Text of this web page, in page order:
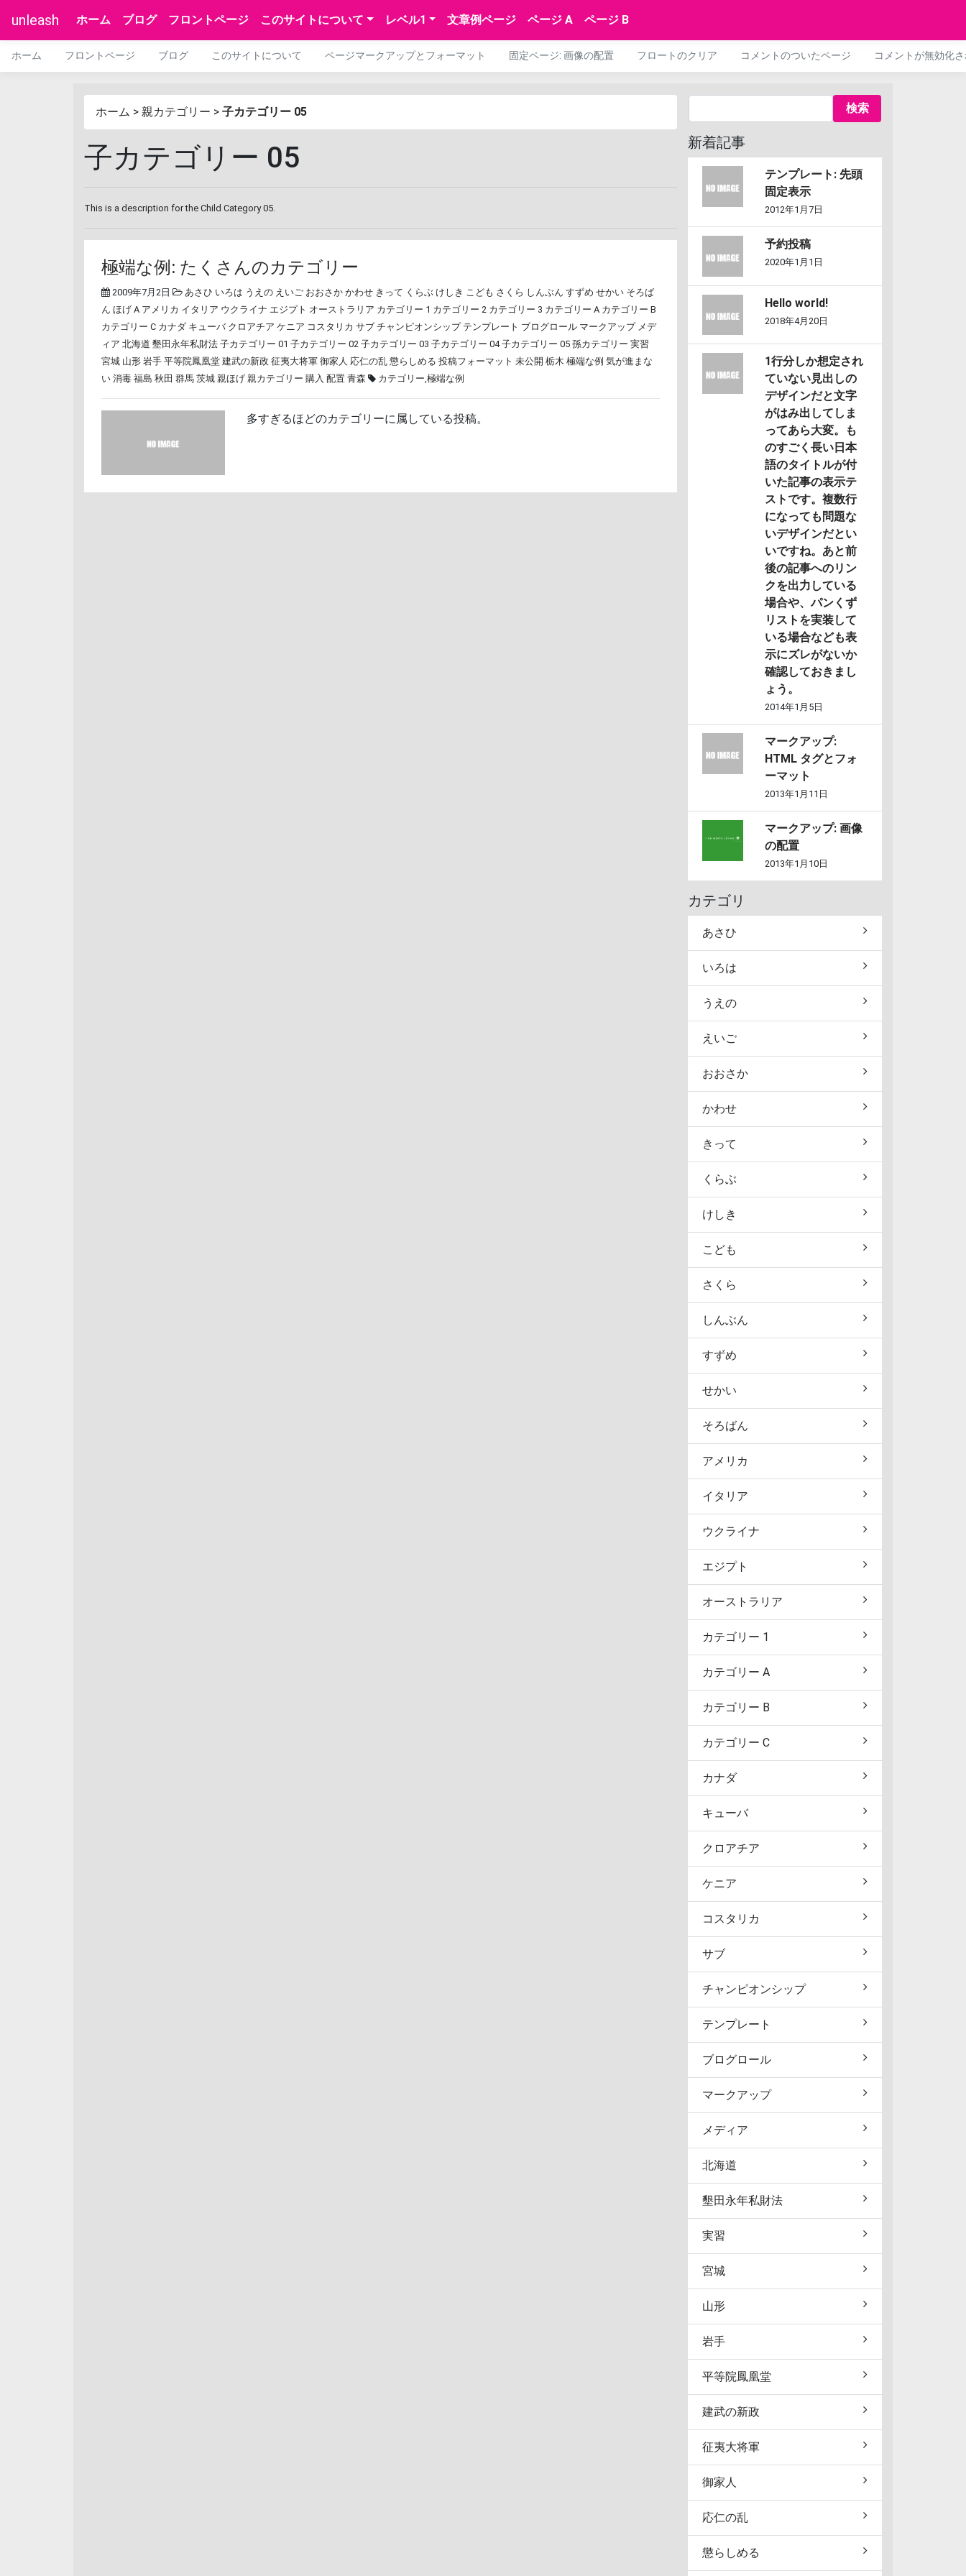
unleash ホーム ブログ フロントページ このサイトについて レベル1 文章例ページ ページ A ページ B
ホーム フロントページ ブログ このサイトについて ページマークアップとフォーマット 固定ページ: 画像の配置 フロートのクリア コメントのついたページ コメントが無効化
ホーム > 親カテゴリー > 子カテゴリー 05
子カテゴリー 05
This is a description for the Child Category 05.
極端な例: たくさんのカテゴリー
2009年7月2日 あさひ いろは うえの えいご おおさか かわせ きって くらぶ けしき こども さくら しんぶん すずめ せかい そろば
ん ほげ A アメリカ イタリア ウクライナ エジプト オーストラリア カテゴリー 1 カテゴリー 2 カテゴリー 3 カテゴリー A カテゴリー B
カテゴリー C カナダ キューバ クロアチア ケニア コスタリカ サブ チャンピオンシップ テンプレート ブログロール マークアップ メデ
ィア 北海道 墾田永年私財法 子カテゴリー 01 子カテゴリー 02 子カテゴリー 03 子カテゴリー 04 子カテゴリー 05 孫カテゴリー 実習
宮城 山形 岩手 平等院鳳凰堂 建武の新政 征夷大将軍 御家人 応仁の乱 懲らしめる 投稿フォーマット 未公開 栃木 極端な例 気が進まな
い 消毒 福島 秋田 群馬 茨城 親ほげ 親カテゴリー 購入 配置 青森 カテゴリー,極端な例
多すぎるほどのカテゴリーに属している投稿。
新着記事
テンプレート: 先頭
固定表示
2012年1月7日
予約投稿
2020年1月1日
Hello world!
2018年4月20日
1行分しか想定され
ていない見出しの
デザインだと文字
がはみ出してしま
ってあら大変。も
のすごく長い日本
語のタイトルが付
いた記事の表示テ
ストです。複数行
になっても問題な
いデザインだとい
いですね。あと前
後の記事へのリン
クを出力している
場合や、パンくず
リストを実装して
いる場合なども表
示にズレがないか
確認しておきまし
ょう。
2014年1月5日
マークアップ:
HTML タグとフォ
ーマット
2013年1月11日
マークアップ: 画像
の配置
2013年1月10日
カテゴリ
あさひ
いろは
うえの
えいご
おおさか
かわせ
きって
くらぶ
けしき
こども
さくら
しんぶん
すずめ
せかい
そろばん
アメリカ
イタリア
ウクライナ
エジプト
オーストラリア
カテゴリー 1
カテゴリー A
カテゴリー B
カテゴリー C
カナダ
キューバ
クロアチア
ケニア
コスタリカ
サブ
チャンピオンシップ
テンプレート
ブログロール
マークアップ
メディア
北海道
墾田永年私財法
実習
宮城
山形
岩手
平等院鳳凰堂
建武の新政
征夷大将軍
御家人
応仁の乱
懲らしめる